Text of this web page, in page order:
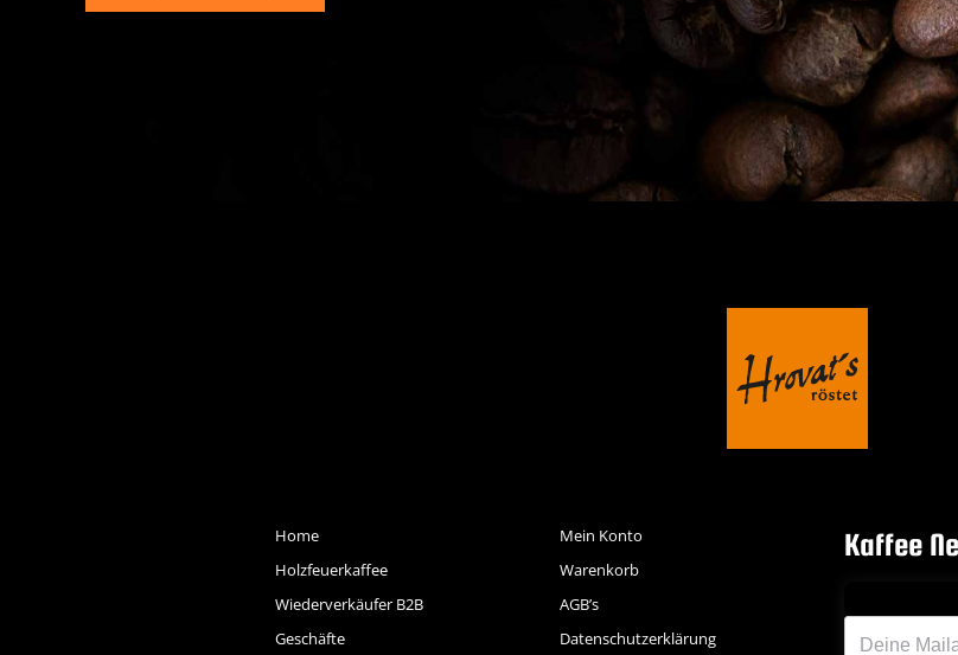
Home
Holzfeuerkaffee
Wiederverkäufer B2B
Geschäfte
Mein Konto
Warenkorb
AGB’s
Datenschutzerklärung
Kaffee